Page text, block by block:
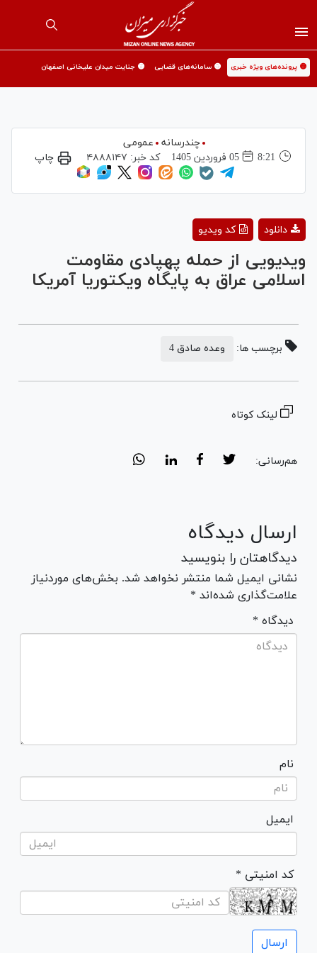
🟡 پرونده‌های ویژه خبری 🟡 سامانه‌های قضایی 🟡 جنایت میدان علیخانی اصفهان
چندرسانه
عمومی
8:21
05 فروردين 1405 کد خبر: ۴۸۸۸۱۴۷ چاپ
Video
کد ویدیو دانلود
ویدیویی از حمله پهپادی مقاومت
اسلامی عراق به پایگاه ویکتوریا آمریکا
برچسب ها: وعده صادق 4
لینک کوتاه
هم‌رسانی:
ارسال دیدگاه
دیدگاهتان را بنویسید
نشانی ایمیل شما منتشر نخواهد شد. بخش‌های موردنیاز
علامت‌گذاری شده‌اند *
* دیدگاه
نام
ایمیل
* کد امنیتی